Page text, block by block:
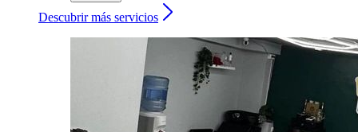
Descubrir más servicios